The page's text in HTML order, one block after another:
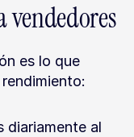
vendedores
es lo que
diariamente al